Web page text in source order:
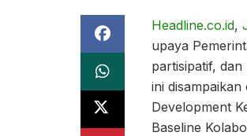
Headline.co.id,
upaya
partisipatif,
ini
Development
Baseline